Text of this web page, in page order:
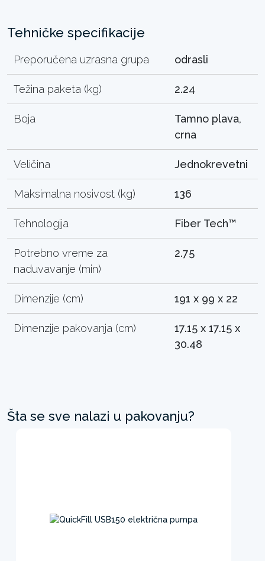
Tehničke specifikacije
Preporučena uzrasna grupa odrasli
Težina paketa (kg) 2.24
Boja
Tamno plava,
crna
Veličina Jednokrevetni
Maksimalna nosivost (kg) 136
Tehnologija Fiber Tech™
Potrebno vreme za
naduvavanje (min)
2.75
Dimenzije (cm) 191 x 99 x 22
Dimenzije pakovanja (cm)
17.15 x 17.15 x
30.48
Šta se sve nalazi u pakovanju?